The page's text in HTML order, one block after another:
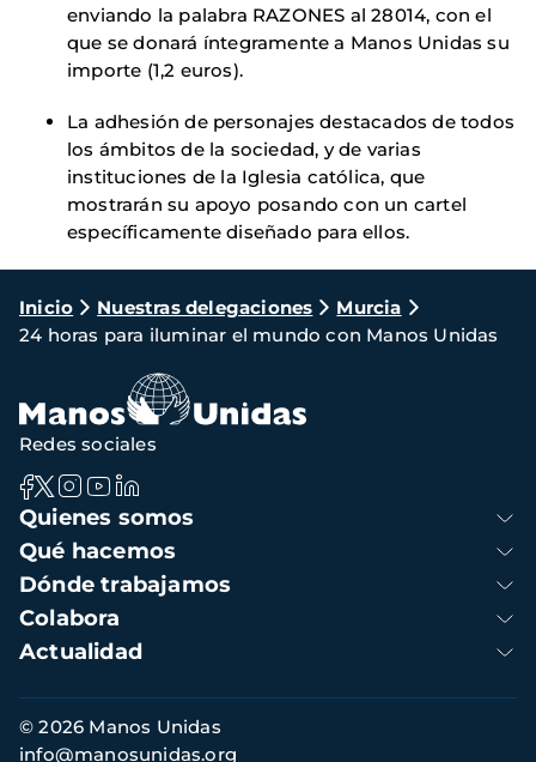
enviando la palabra RAZONES al 28014, con el
que se donará íntegramente a Manos Unidas su
importe (1,2 euros).
La adhesión de personajes destacados de todos
los ámbitos de la sociedad, y de varias
instituciones de la Iglesia católica, que
mostrarán su apoyo posando con un cartel
específicamente diseñado para ellos.
Ruta
de
navegación
Inicio Nuestras delegaciones
Murcia
24 horas para iluminar el mundo con Manos Unidas
Navegación
principal
Quienes somos
Qué hacemos
Dónde trabajamos
Colabora
Actualidad
Redes sociales
Información
de
© 2026 Manos Unidas
info@manosunidas.org